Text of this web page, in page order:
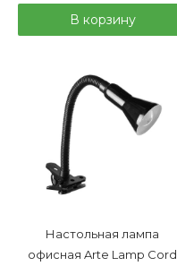
В корзину
Настольная лампа
офисная Arte Lamp Cord